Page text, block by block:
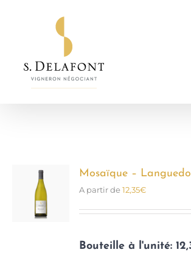
Mosaïque –
A partir de12,35€
Bouteille à l'unité: